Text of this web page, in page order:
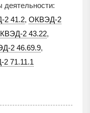
41.2, ОКВЭД-2
2 43.22,
2 46.69.9,
71.11.1